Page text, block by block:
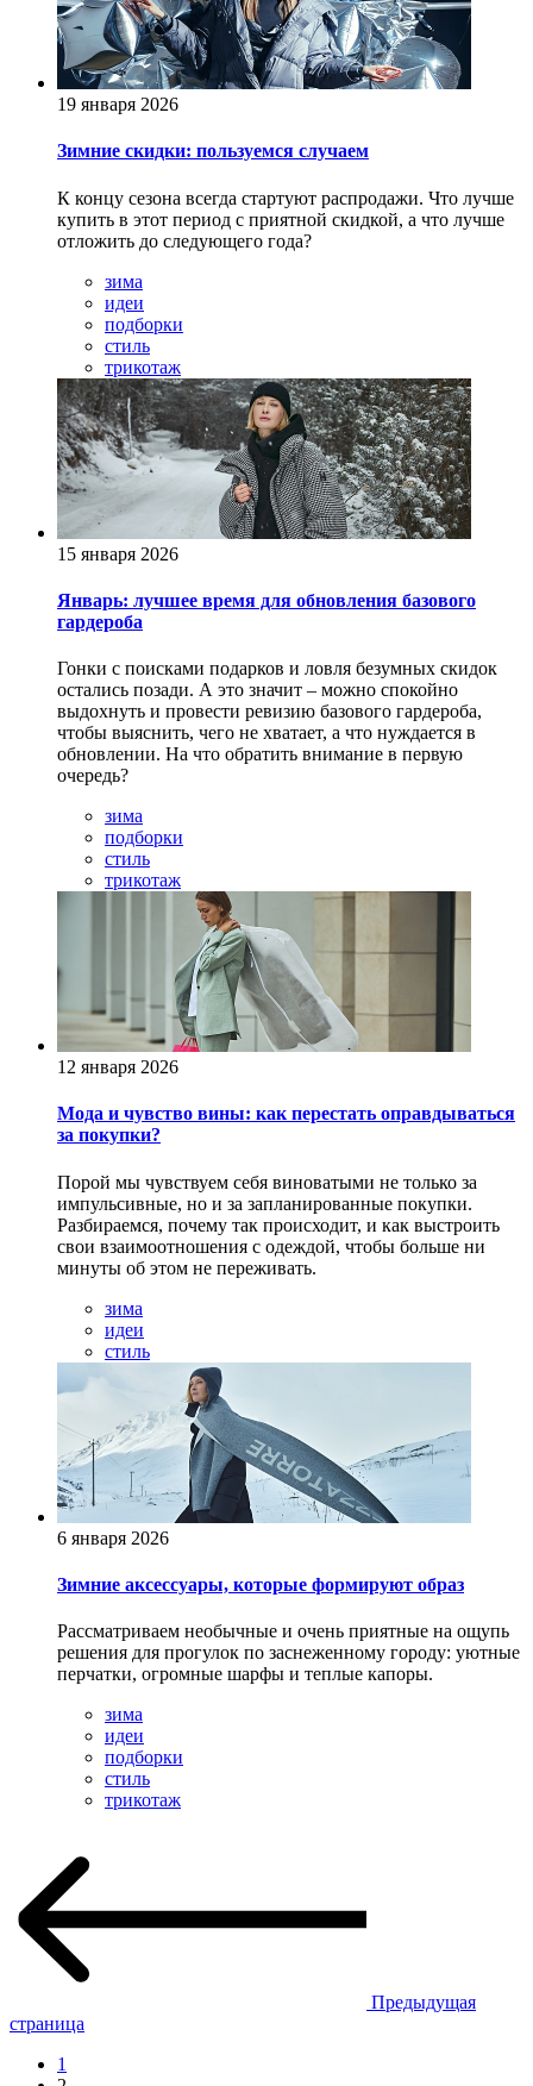
19 января 2026
Зимние скидки: пользуемся случаем
К концу сезона всегда стартуют распродажи. Что лучше
купить в этот период с приятной скидкой, а что лучше
отложить до следующего года?
зима
идеи
подборки
стиль
трикотаж
15 января 2026
Январь: лучшее время для обновления базового
гардероба
Гонки с поисками подарков и ловля безумных скидок
остались позади. А это значит – можно спокойно
выдохнуть и провести ревизию базового гардероба,
чтобы выяснить, чего не хватает, а что нуждается в
обновлении. На что обратить внимание в первую
очередь?
зима
подборки
стиль
трикотаж
12 января 2026
Мода и чувство вины: как перестать оправдываться
за покупки?
Порой мы чувствуем себя виноватыми не только за
импульсивные, но и за запланированные покупки.
Разбираемся, почему так происходит, и как выстроить
свои взаимоотношения с одеждой, чтобы больше ни
минуты об этом не переживать.
зима
идеи
стиль
6 января 2026
Зимние аксессуары, которые формируют образ
Рассматриваем необычные и очень приятные на ощупь
решения для прогулок по заснеженному городу: уютные
перчатки, огромные шарфы и теплые капоры.
зима
идеи
подборки
стиль
трикотаж
Предыдущая
страница
1